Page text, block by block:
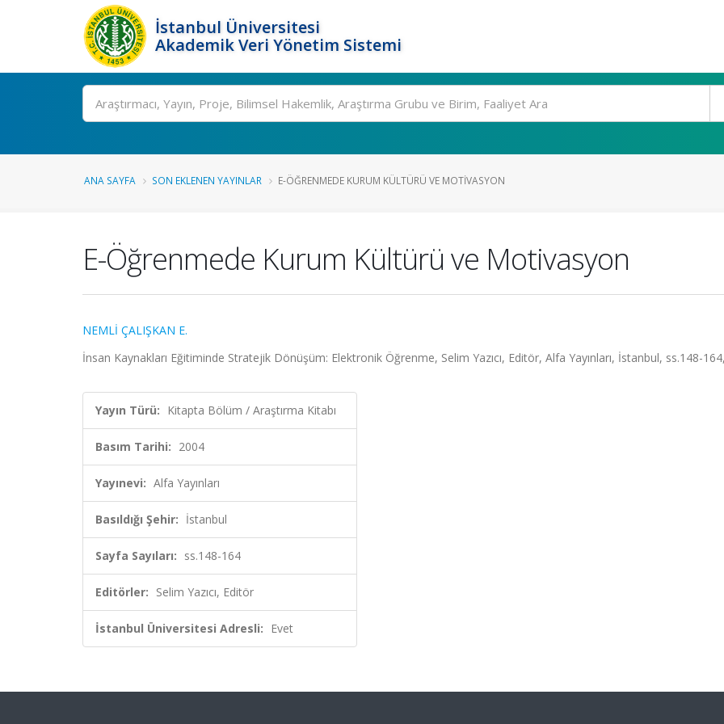
İstanbul Üniversitesi
Akademik Veri Yönetim Sistemi
Ara
ANA SAYFA SON EKLENEN YAYINLAR E-ÖĞRENMEDE KURUM KÜLTÜRÜ VE MOTIVASYON
E-Öğrenmede Kurum Kültürü ve Motivasyon
NEMLİ ÇALIŞKAN E.
İnsan Kaynakları Eğitiminde Stratejik Dönüşüm: Elektronik Öğrenme, Selim Yazıcı, Editör, Alfa Yayınları, İstanbul, ss.148-
Yayın Türü: Kitapta Bölüm / Araştırma Kitabı
Basım Tarihi: 2004
Yayınevi: Alfa Yayınları
Basıldığı Şehir: İstanbul
Sayfa Sayıları: ss.148-164
Editörler: Selim Yazıcı, Editör
İstanbul Üniversitesi Adresli: Evet